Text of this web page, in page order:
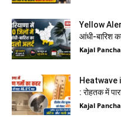
Yellow
आंधी-बारिश
Kajal
Heatwave
: रोहतक में
Kajal